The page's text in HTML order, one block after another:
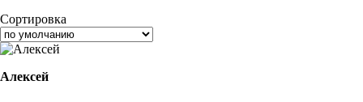
Сортировка
Алексей